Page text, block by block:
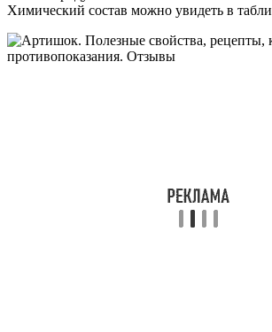
Химический состав можно увидеть в